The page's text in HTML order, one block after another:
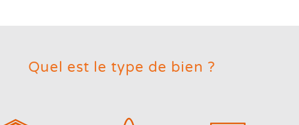
Quel est le type de bien ?